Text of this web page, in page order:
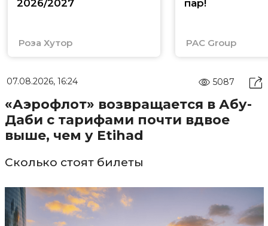
2026/2027
Роза Хутор
пар!
PAC Group
07.08.2026, 16:24 5087
«Аэрофлот» возвращается в Абу-
Даби с тарифами почти вдвое
выше, чем у Etihad
Сколько стоят билеты